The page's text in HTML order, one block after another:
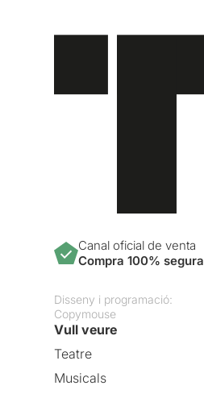
Canal oficial de venta
Compra 100% segura
Disseny i programació:
Copymouse
Vull veure
Teatre
Musicals